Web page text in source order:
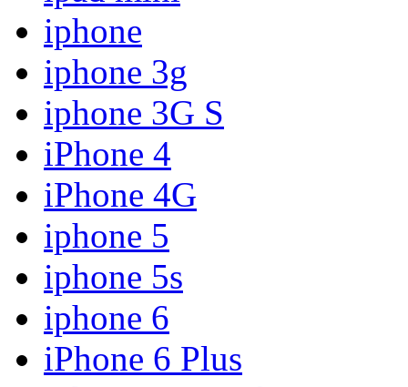
iphone
iphone 3g
iphone 3G S
iPhone 4
iPhone 4G
iphone 5
iphone 5s
iphone 6
iPhone 6 Plus